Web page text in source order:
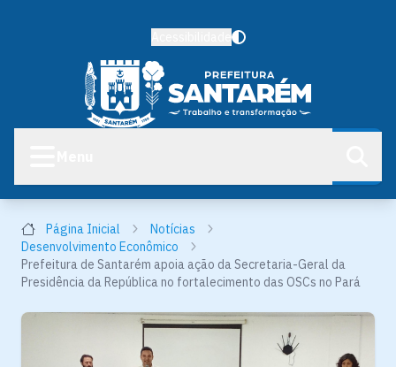
Página Inicial
Notícias
Desenvolvimento Econômico
Prefeitura de Santarém apoia ação da Secretaria-Geral da
Presidência da República no fortalecimento das OSCs no Pará